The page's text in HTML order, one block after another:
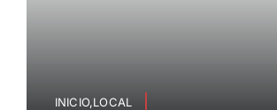
INICIO,LOCAL